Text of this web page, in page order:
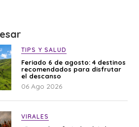
TIPS Y SALUD
Feriado 6 de agosto: 4 destinos
recomendados para disfrutar
el descanso
06 Ago 2026
VIRALES